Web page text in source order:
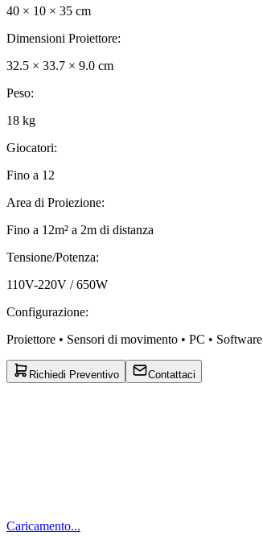
40 × 10 × 35 cm
Dimensioni Proiettore:
32.5 × 33.7 × 9.0 cm
Peso:
18 kg
Giocatori:
Fino a 12
Area di Proiezione:
Fino a 12m² a 2m di distanza
Tensione/Potenza:
110V-220V / 650W
Configurazione:
Proiettore • Sensori di movimento • PC • Software
Richiedi Preventivo Contattaci
Caricamento...